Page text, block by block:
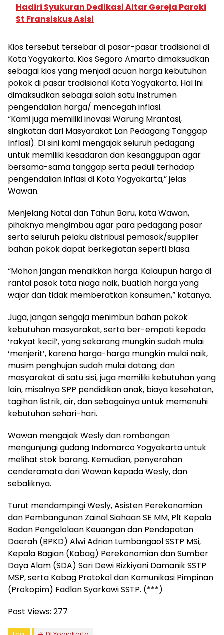
Hadiri Syukuran Dedikasi Altar Gereja Paroki
St Fransiskus Asisi
Kios tersebut tersebar di pasar-pasar tradisional di
Kota Yogyakarta. Kios Segoro Amarto dimaksudkan
sebagai kios yang menjadi acuan harga kebutuhan
pokok di pasar tradisional Kota Yogyakarta. Hal ini
dimaksudkan sebagai salah satu instrumen
pengendalian harga/ mencegah inflasi.
“Kami juga memiliki inovasi Warung Mrantasi,
singkatan dari Masyarakat Lan Pedagang Tanggap
Inflasi). Di sini kami mengajak seluruh pedagang
untuk memiliki kesadaran dan kesanggupan agar
bersama-sama tanggap serta peduli terhadap
pengendalian inflasi di Kota Yogyakarta,” jelas
Wawan.
Menjelang Natal dan Tahun Baru, kata Wawan,
pihaknya mengimbau agar para pedagang pasar
serta seluruh pelaku distribusi pemasok/supplier
bahan pokok dapat berkegiatan seperti biasa.
“Mohon jangan menaikkan harga. Kalaupun harga di
rantai pasok tata niaga naik, buatlah harga yang
wajar dan tidak memberatkan konsumen,” katanya.
Juga, jangan sengaja menimbun bahan pokok
kebutuhan masyarakat, serta ber-empati kepada
‘rakyat kecil’, yang sekarang mungkin sudah mulai
‘menjerit’, karena harga-harga mungkin mulai naik,
musim penghujan sudah mulai datang; dan
masyarakat di satu sisi, juga memiliki kebutuhan yang
lain, misalnya SPP pendidikan anak, biaya kesehatan,
tagihan listrik, air, dan sebagainya untuk memenuhi
kebutuhan sehari-hari.
Wawan mengajak Wesly dan rombongan
mengunjungi gudang Indomarco Yogyakarta untuk
melihat stok barang. Kemudian, penyerahan
cenderamata dari Wawan kepada Wesly, dan
sebaliknya.
Turut mendampingi Wesly, Asisten Perekonomian
dan Pembangunan Zainal Siahaan SE MM, Plt Kepala
Badan Pengelolaan Keuangan dan Pendapatan
Daerah (BPKD) Alwi Adrian Lumbangaol SSTP MSi,
Kepala Bagian (Kabag) Perekonomian dan Sumber
Daya Alam (SDA) Sari Dewi Rizkiyani Damanik SSTP
MSP, serta Kabag Protokol dan Komunikasi Pimpinan
(Prokopim) Fadlan Syarkawi SSTP. (***)
Post Views: 277